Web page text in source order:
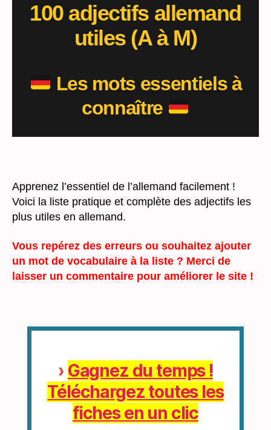
100 adjectifs allemand
utiles (A à M)
Les mots essentiels à
connaître
Apprenez l’essentiel de l’allemand facilement !
Voici la liste pratique et complète des adjectifs les
plus utiles en allemand.
Vous repérez des erreurs ou souhaitez ajouter
un mot de vocabulaire à la liste ? Merci de
laisser un commentaire pour améliorer le site !
› Gagnez du temps !
Téléchargez toutes les
fiches en un clic